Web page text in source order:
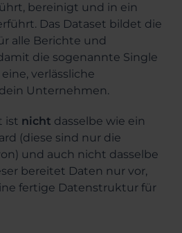
bereinigt und in ein
Das Dataset bildet die
alle Berichte und
die sogenannte Single
verlässliche
Unternehmen.
ist nicht dasselbe wie ein
(diese sind nur die
und auch nicht dasselbe
bereitet Daten nur vor,
fertige Datenstruktur für